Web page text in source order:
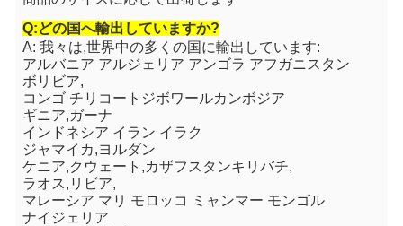
Q:どの国へ輸出していますか?
A: 我々は,世界中の多くの国に輸出しています:
アルバニア アルジェリア アンゴラ アフガニスタン
ボリビア,
コンゴ チリ コートジボワールカンボジア
ギニア,ガーナ
インドネシア イラン イラク
ジャマイカ,ヨルダン
ケニア,クウェート,カザフスタンキリバチ,
ラオス,リビア,
マレーシア マリ モロッコ ミャンマー モンゴル
ナイジェリア